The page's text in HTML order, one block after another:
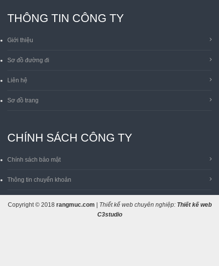
THÔNG TIN CÔNG TY
Giới thiệu
Sơ đồ đường đi
Liên hệ
Sơ đồ trang
CHÍNH SÁCH CÔNG TY
Chính sách bảo mật
Thông tin chuyển khoản
Copyright © 2018 rangmuc.com Thiết kế web chuyên nghiệp: Thiết kế web
C3studio